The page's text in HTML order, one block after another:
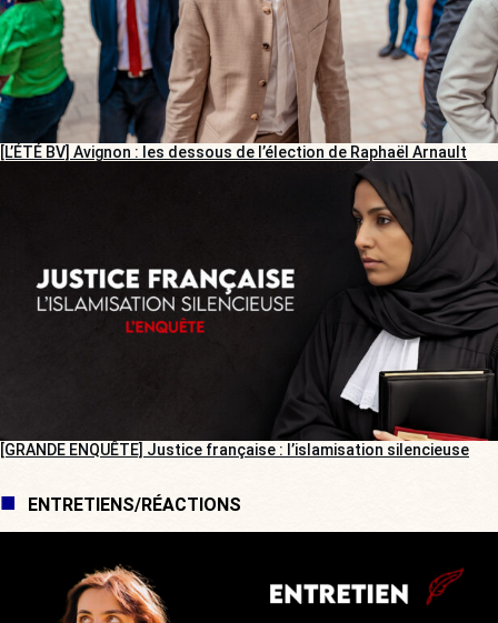
[L’ÉTÉ BV] Avignon : les dessous de l’élection de Raphaël Arnault
[GRANDE ENQUÊTE] Justice française : l’islamisation silencieuse
ENTRETIENS/RÉACTIONS